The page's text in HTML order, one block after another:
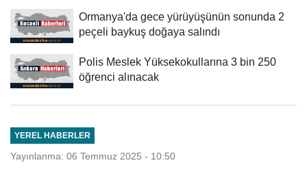
Ormanya'da gece yürüyüşünün sonunda 2
peçeli baykuş doğaya salındı
Polis Meslek Yüksekokullarına 3 bin 250
öğrenci alınacak
YEREL HABERLER
Yayınlanma: 06 Temmuz 2025 - 10:50